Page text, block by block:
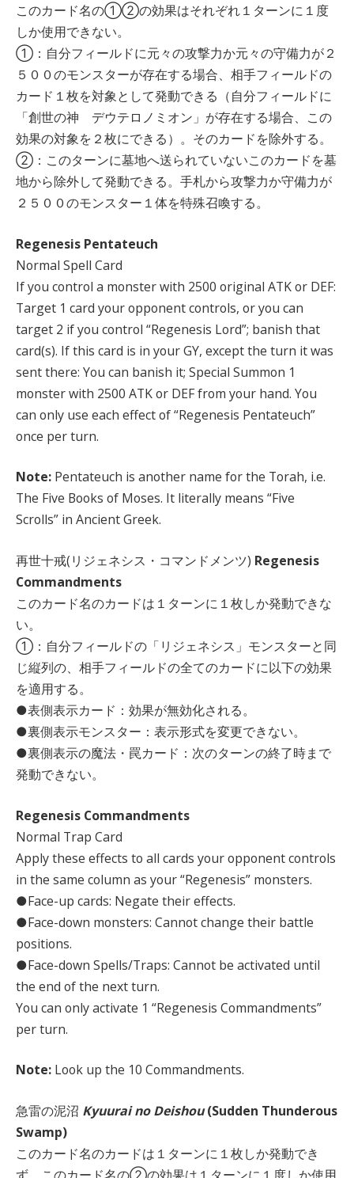
このカード名の①②の効果はそれぞれ１ターンに１度
しか使用できない。
①：自分フィールドに元々の攻撃力か元々の守備力が２
５００のモンスターが存在する場合、相手フィールドの
カード１枚を対象として発動できる（自分フィールドに
「創世の神 デウテロノミオン」が存在する場合、この
効果の対象を２枚にできる）。そのカードを除外する。
②：このターンに墓地へ送られていないこのカードを墓
地から除外して発動できる。手札から攻撃力か守備力が
２５００のモンスター１体を特殊召喚する。
Regenesis Pentateuch
Normal Spell Card
If you control a monster with 2500 original ATK or DEF:
Target 1 card your opponent controls, or you can
target 2 if you control “Regenesis Lord”; banish that
card(s). If this card is in your GY, except the turn it was
sent there: You can banish it; Special Summon 1
monster with 2500 ATK or DEF from your hand. You
can only use each effect of “Regenesis Pentateuch”
once per turn.
Note: Pentateuch is another name for the Torah, i.e.
The Five Books of Moses. It literally means “Five
Scrolls” in Ancient Greek.
再世十戒(リジェネシス・コマンドメンツ) Regenesis
Commandments
このカード名のカードは１ターンに１枚しか発動できな
い。
①：自分フィールドの「リジェネシス」モンスターと同
じ縦列の、相手フィールドの全てのカードに以下の効果
を適用する。
●表側表示カード：効果が無効化される。
●裏側表示モンスター：表示形式を変更できない。
●裏側表示の魔法・罠カード：次のターンの終了時まで
発動できない。
Regenesis Commandments
Normal Trap Card
Apply these effects to all cards your opponent controls
in the same column as your “Regenesis” monsters.
●Face-up cards: Negate their effects.
●Face-down monsters: Cannot change their battle
positions.
●Face-down Spells/Traps: Cannot be activated until
the end of the next turn.
You can only activate 1 “Regenesis Commandments”
per turn.
Note: Look up the 10 Commandments.
急雷の泥沼 Kyuurai no Deishou(Sudden Thunderous
Swamp)
このカード名のカードは１ターンに１枚しか発動でき